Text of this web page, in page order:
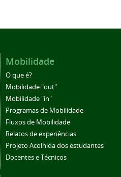
Mobilidade
O que é?
Mobilidade "out"
Mobilidade "in"
Programas de Mobilidade
Fluxos de Mobilidade
Relatos de experiências
Projeto Acolhida dos estudantes
Docentes e Técnicos